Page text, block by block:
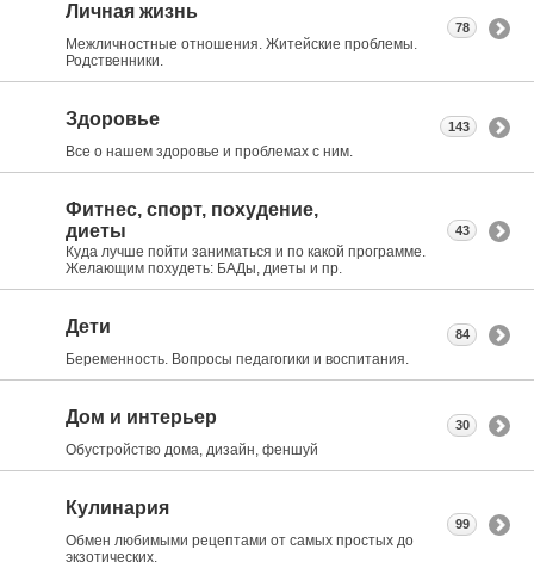
Личная жизнь
Межличностные отношения. Житейские проблемы.
Родственники.
78
Здоровье
Все о нашем здоровье и проблемах с ним.
143
Фитнес, спорт, похудение,
диеты
Куда лучше пойти заниматься и по какой программе.
Желающим похудеть: БАДы, диеты и пр.
43
Дети
Беременность. Вопросы педагогики и воспитания.
84
Дом и интерьер
Обустройство дома, дизайн, феншуй
30
Кулинария
Обмен любимыми рецептами от самых простых до
экзотических.
99